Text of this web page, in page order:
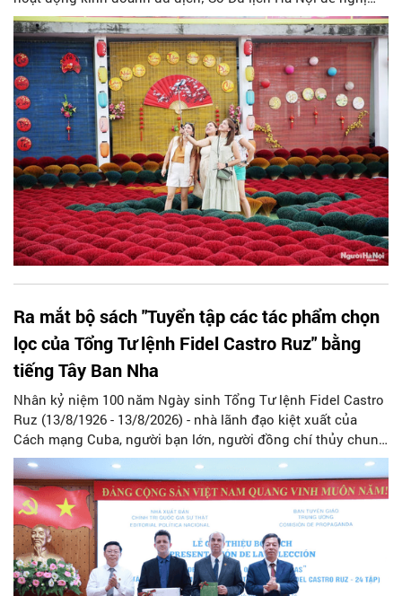
các tổ chức, đơn vị, doanh nghiệp kinh doanh dịch vụ lữ
hành trên địa bàn thành phố thực hiện một số nội dung
quan trọng. Qua đó góp phần thực hiện thắng lợi các mục
tiêu phát triển du lịch Hà Nội năm 2026 và giai đoạn tiếp
theo.
Ra mắt bộ sách "Tuyển tập các tác phẩm chọn
lọc của Tổng Tư lệnh Fidel Castro Ruz" bằng
tiếng Tây Ban Nha
Nhân kỷ niệm 100 năm Ngày sinh Tổng Tư lệnh Fidel Castro
Ruz (13/8/1926 - 13/8/2026) - nhà lãnh đạo kiệt xuất của
Cách mạng Cuba, người bạn lớn, người đồng chí thủy chung
của Đảng, Nhà nước và nhân dân Việt Nam, chiều 5/8, tại Hà
Nội, Nhà xuất bản Chính trị quốc gia Sự thật phối hợp với
Ban Tuyên giáo Trung ương tổ chức Lễ giới thiệu bộ sách
“Tuyển tập các tác phẩm chọn lọc của Tổng Tư lệnh Fidel
Castro Ruz” gồm 24 tập bằng tiếng Tây Ban Nha.